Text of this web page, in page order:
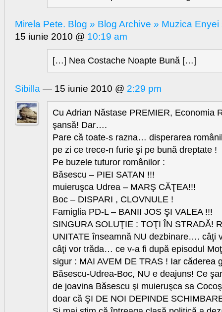
Mirela Pete. Blog » Blog Archive » Muzica
15 iunie 2010 @ 10:19 am
[…] Nea Costache Noapte Bună […]
Sibilla — 15 iunie 2010 @ 2:29 pm
Cu Adrian Năstase PREMIER, Economia
şansă! Dar….
Pare că toate-s razna… disperarea
pe zi ce trece-n furie şi pe bună dreptate !
Pe buzele tuturor românilor :
Băsescu – PIEI SATAN !!!
muieruşca Udrea – MARŞ CĂŢEA!!!
Boc – DISPARI , CLOVNULE !
Famiglia PD-L – BANII JOS ŞI VALEA !!!
SINGURA SOLUŢIE : TOŢI ÎN STRADĂ!
UNITATE înseamnă NU dezbinare…. câţi
câţi vor trăda… ce v-a fi după episodul
sigur : MAI AVEM DE TRAS ! Iar căderea
Băsescu-Udrea-Boc, NU e deajuns! Ce
de joavina Băsescu şi muieruşca sa
doar că ŞI DE NOI DEPINDE